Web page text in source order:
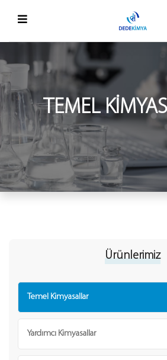
TEMEL
Ürünlerimiz
Temel Kimyasallar
Yardımcı Kimyasallar